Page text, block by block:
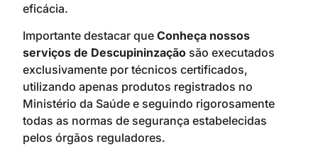
eficácia.
Importante destacar que Conheça nossos
serviços de Descupininzação são executados
exclusivamente por técnicos certificados,
utilizando apenas produtos registrados no
Ministério da Saúde e seguindo rigorosamente
todas as normas de segurança estabelecidas
pelos órgãos reguladores.